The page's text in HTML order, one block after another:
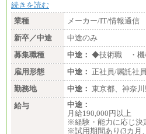
続きを読む
業種
メーカー/IT/情報通信
新卒／中途
中途のみ
募集職種
中途： ◆技術職 ・
雇用形態
中途： 正社員/嘱託社員
勤務地
中途： 東京都、神奈
給与
中途：
月給190,000円以上
※経験・能力に応じ決
※試用期間あり(3カ月